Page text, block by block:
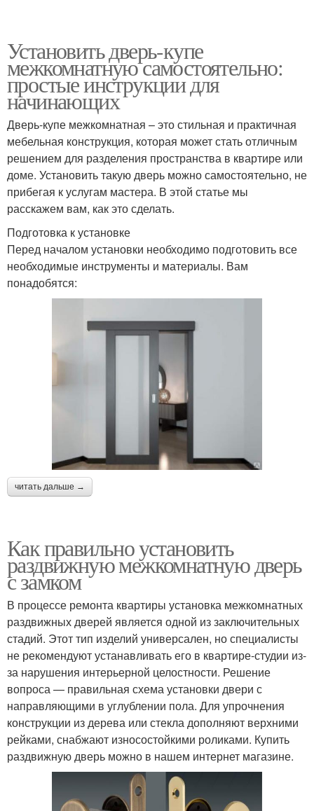
Установить дверь-купе
межкомнатную самостоятельно:
простые инструкции для
начинающих
Дверь-купе межкомнатная – это стильная и практичная
мебельная конструкция, которая может стать отличным
решением для разделения пространства в квартире или
доме. Установить такую дверь можно самостоятельно, не
прибегая к услугам мастера. В этой статье мы
расскажем вам, как это сделать.
Подготовка к установке
Перед началом установки необходимо подготовить все
необходимые инструменты и материалы. Вам
понадобятся:
читать дальше →
Как правильно установить
раздвижную межкомнатную дверь
с замком
В процессе ремонта квартиры установка межкомнатных
раздвижных дверей является одной из заключительных
стадий. Этот тип изделий универсален, но специалисты
не рекомендуют устанавливать его в квартире-студии из-
за нарушения интерьерной целостности. Решение
вопроса — правильная схема установки двери с
направляющими в углублении пола. Для упрочнения
конструкции из дерева или стекла дополняют верхними
рейками, снабжают износостойкими роликами. Купить
раздвижную дверь можно в нашем интернет магазине.